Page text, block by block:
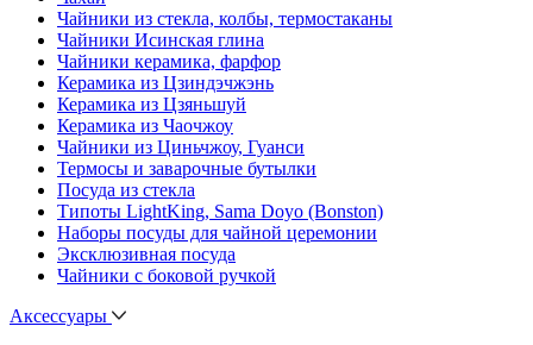
Чайники из стекла, колбы, термостаканы
Чайники Исинская глина
Чайники керамика, фарфор
Керамика из Цзиндэчжэнь
Керамика из Цзяньшуй
Керамика из Чаочжоу
Чайники из Циньчжоу, Гуанси
Термосы и заварочные бутылки
Посуда из стекла
Типоты LightKing, Sama Doyo (Bonston)
Наборы посуды для чайной церемонии
Эксклюзивная посуда
Чайники с боковой ручкой
Аксессуары